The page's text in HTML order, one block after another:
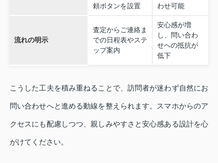
頼ボタンを設置
わせ可能
流れの明示
査定からご連絡ま
での日程表やステ
ップ案内
安心感が増
し、問い合わ
せへの抵抗が
低下
こうした工夫を積み重ねることで、訪問者が迷わず自然にお
問い合わせへと進める動線を整えられます。スマホからのア
クセスにも配慮しつつ、親しみやすさと安心感ある設計を心
がけてください。